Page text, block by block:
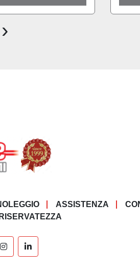
›
ASSISTENZA
instagramlinkedin